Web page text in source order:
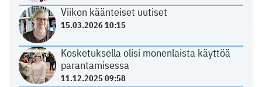
Viikon käänteiset uutiset
15.03.2026 10:15
Kosketuksella olisi monenlaista käyttöä
parantamisessa
11.12.2025 09:58